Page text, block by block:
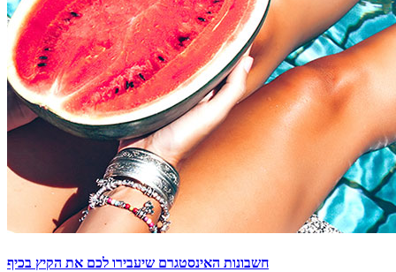
חשבונות האינסטגרם שיעבירו לכם את הקיץ בכיף